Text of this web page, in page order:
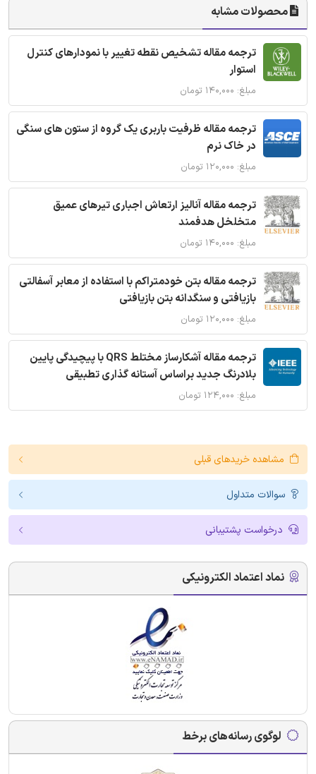
محصولات مشابه
ترجمه مقاله تشخیص نقطه تغییر با نمودارهای کنترل
استوار
مبلغ: ۱۴۰,۰۰۰ تومان
ترجمه مقاله ظرفیت باربری یک گروه از ستون های سنگی
در خاک نرم
مبلغ: ۱۲۰,۰۰۰ تومان
ترجمه مقاله آنالیز ارتعاش اجباری تیرهای عمیق
متخلخل هدفمند
مبلغ: ۱۴۰,۰۰۰ تومان
ترجمه مقاله بتن خودمتراکم با استفاده از معابر آسفالتی
بازیافتی و سنگدانه بتن بازیافتی
مبلغ: ۱۲۰,۰۰۰ تومان
ترجمه مقاله آشکارساز مختلط QRS با پیچیدگی پایین
بلادرنگ جدید براساس آستانه گذاری تطبیقی
مبلغ: ۱۲۴,۰۰۰ تومان
مشاهده خریدهای قبلی
سوالات متداول
درخواست پشتیبانی
نماد اعتماد الکترونیکی
لوگوی رسانه‌های برخط